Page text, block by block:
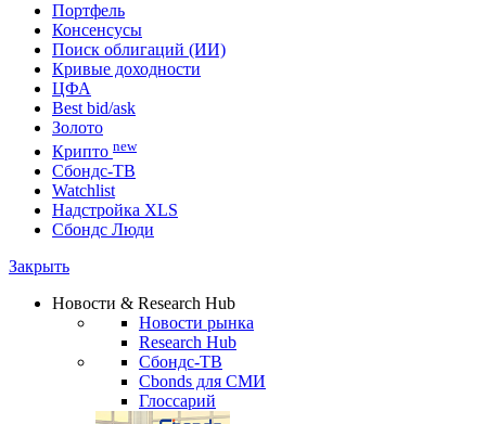
Портфель
Консенсусы
Поиск облигаций (ИИ)
Кривые доходности
ЦФА
Best bid/ask
Золото
Крипто new
Сбондс-ТВ
Watchlist
Надстройка XLS
Сбондс Люди
Закрыть
Новости & Research Hub
Новости рынка
Research Hub
Сбондс-ТВ
Cbonds для СМИ
Глоссарий